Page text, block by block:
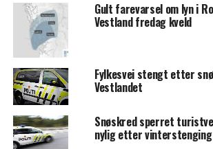
Gult farevarsel om lyn i
Vestland fredag kveld
Fylkesvei stengt etter
Vestlandet
Snøskred sperret
nylig etter vinterstenging